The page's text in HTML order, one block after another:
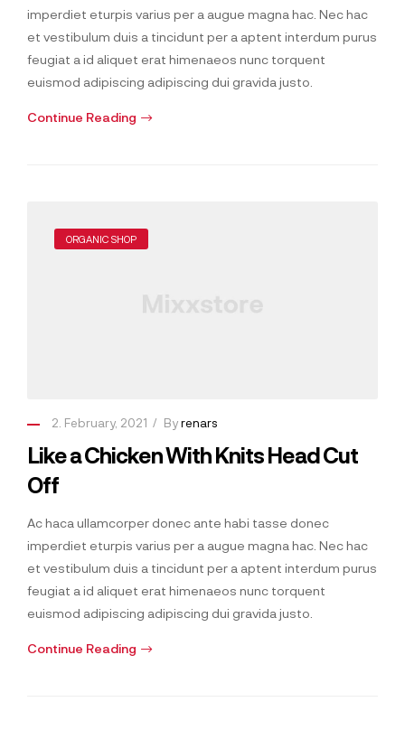
imperdiet eturpis varius per a augue magna hac. Nec hac
et vestibulum duis a tincidunt per a aptent interdum purus
feugiat a id aliquet erat himenaeos nunc torquent
euismod adipiscing adipiscing dui gravida justo.
Continue Reading
ORGANIC SHOP
2. February, 2021 Byrenars
Like a Chicken With Knits Head Cut
Off
Ac haca ullamcorper donec ante habi tasse donec
imperdiet eturpis varius per a augue magna hac. Nec hac
et vestibulum duis a tincidunt per a aptent interdum purus
feugiat a id aliquet erat himenaeos nunc torquent
euismod adipiscing adipiscing dui gravida justo.
Continue Reading